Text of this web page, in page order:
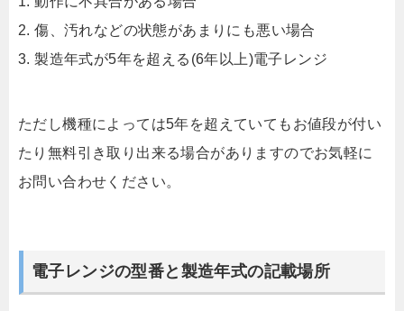
2. 傷、汚れなどの状態があまりにも悪い場合
3. 製造年式が5年を超える(6年以上)電子レンジ
ただし機種によっては5年を超えていてもお値段が付い
たり無料引き取り出来る場合がありますのでお気軽に
お問い合わせください。
電子レンジの型番と製造年式の記載場所